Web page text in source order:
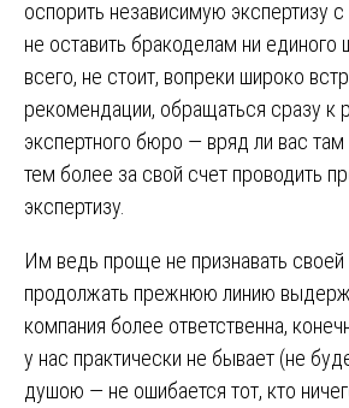
оспорить независимую экспертизу с
не оставить бракоделам ни
всего, не стоит, вопреки широко
рекомендации, обращаться сразу к
экспертного бюро — вряд ли вас там
тем более за свой счет проводить
экспертизу.
Им ведь проще не признавать своей
продолжать прежнюю линию
компания более ответственна,
у нас практически не бывает (не
душою — не ошибается тот, кто